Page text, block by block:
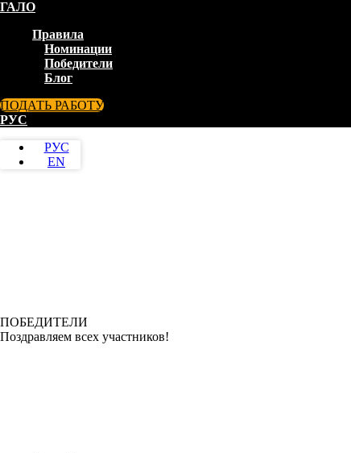
ГАЛО
Правила
Номинации
Победители
Блог
ПОДАТЬ РАБОТУ
РУС
РУС
EN
ПОБЕДИТЕЛИ
Поздравляем всех участников!